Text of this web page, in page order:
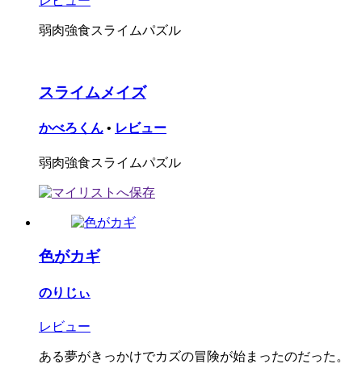
弱肉強食スライムパズル
スライムメイズ
かべろくん • レビュー
弱肉強食スライムパズル
色がカギ
のりじぃ
レビュー
ある夢がきっかけでカズの冒険が始まったのだった。